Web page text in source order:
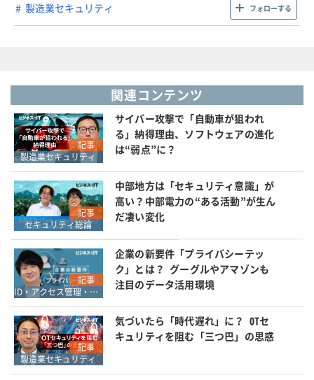
製造業セキュリティ フォローする
関連コンテンツ
記事
製造業セキュリティ
サイバー攻撃で「自動車が狙われ
る」納得理由、ソフトウェアの進化
は“弱点”に？
記事
セキュリティ総論
中部地方は「セキュリティ意識」が
高い？中部電力の“ある活動”が生ん
だ凄い変化
記事
ID・アクセス管理・認証
企業の新要件「プライバシーテッ
ク」とは？ グーグルやアマゾンも
注目のデータ活用環境
記事
製造業セキュリティ
気づいたら「時代遅れ」に？ OTセ
キュリティを阻む「三つ巴」の思惑